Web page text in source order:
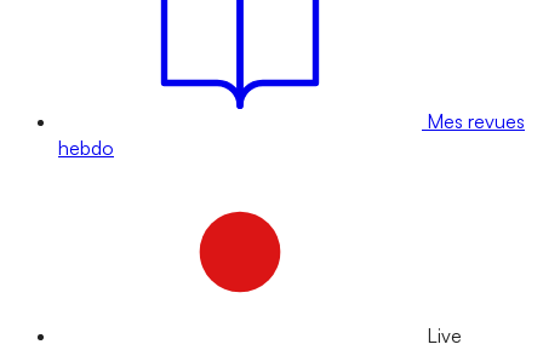
Mes revues
hebdo
Live